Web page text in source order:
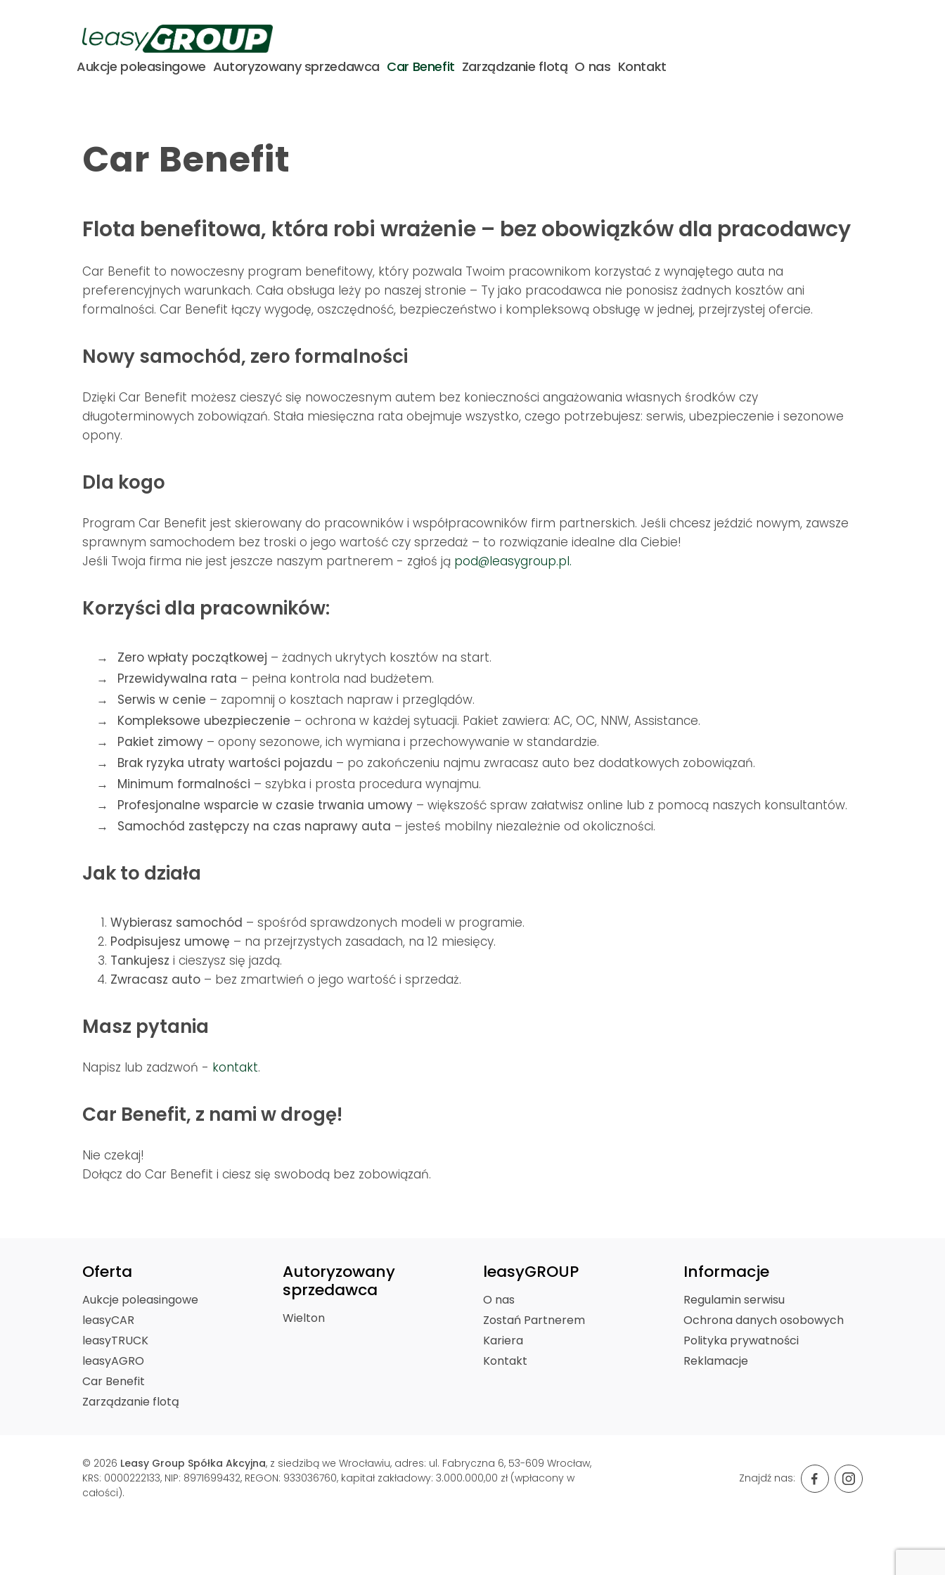
Aukcje poleasingowe Autoryzowany sprzedawca Car Benefit Zarządzanie flotą O nas Kontakt
Car Benefit
Flota benefitowa, która robi wrażenie – bez obowiązków dla pracodawcy
Car Benefit to nowoczesny program benefitowy, który pozwala Twoim pracownikom korzystać z wynajętego auta na
preferencyjnych warunkach. Cała obsługa leży po naszej stronie – Ty jako pracodawca nie ponosisz żadnych kosztów ani
formalności. Car Benefit łączy wygodę, oszczędność, bezpieczeństwo i kompleksową obsługę w jednej, przejrzystej ofercie.
Nowy samochód, zero formalności
Dzięki Car Benefit możesz cieszyć się nowoczesnym autem bez konieczności angażowania własnych środków czy
długoterminowych zobowiązań. Stała miesięczna rata obejmuje wszystko, czego potrzebujesz: serwis, ubezpieczenie i sezonowe
opony.
Dla kogo
Program Car Benefit jest skierowany do pracowników i współpracowników firm partnerskich. Jeśli chcesz jeździć nowym, zawsze
sprawnym samochodem bez troski o jego wartość czy sprzedaż – to rozwiązanie idealne dla Ciebie!
Jeśli Twoja firma nie jest jeszcze naszym partnerem - zgłoś ją pod@leasygroup.pl.
Korzyści dla pracowników:
Zero wpłaty początkowej – żadnych ukrytych kosztów na start.
Przewidywalna rata – pełna kontrola nad budżetem.
Serwis w cenie – zapomnij o kosztach napraw i przeglądów.
Kompleksowe ubezpieczenie – ochrona w każdej sytuacji. Pakiet zawiera: AC, OC, NNW, Assistance.
Pakiet zimowy – opony sezonowe, ich wymiana i przechowywanie w standardzie.
Brak ryzyka utraty wartości pojazdu – po zakończeniu najmu zwracasz auto bez dodatkowych zobowiązań.
Minimum formalności – szybka i prosta procedura wynajmu.
Profesjonalne wsparcie w czasie trwania umowy – większość spraw załatwisz online lub z pomocą naszych konsultantów.
Samochód zastępczy na czas naprawy auta – jesteś mobilny niezależnie od okoliczności.
Jak to działa
Wybierasz samochód – spośród sprawdzonych modeli w programie.
Podpisujesz umowę – na przejrzystych zasadach, na 12 miesięcy.
Tankujesz i cieszysz się jazdą.
Zwracasz auto – bez zmartwień o jego wartość i sprzedaż.
Masz pytania
Napisz lub zadzwoń - kontakt.
Car Benefit, z nami w drogę!
Nie czekaj!
Dołącz do Car Benefit i ciesz się swobodą bez zobowiązań.
Oferta
Aukcje poleasingowe
leasyCAR
leasyTRUCK
leasyAGRO
Car Benefit
Zarządzanie flotą
Autoryzowany
sprzedawca
Wielton
leasyGROUP
O nas
Zostań Partnerem
Kariera
Kontakt
Informacje
Regulamin serwisu
Ochrona danych osobowych
Polityka prywatności
Reklamacje
© 2026 Leasy Group Spółka Akcyjna, z siedzibą we Wrocławiu, adres: ul. Fabryczna 6, 53-609 Wrocław,
KRS: 0000222133, NIP: 8971699432, REGON: 933036760, kapitał zakładowy: 3.000.000,00 zł (wpłacony w
całości).
Znajdź nas: